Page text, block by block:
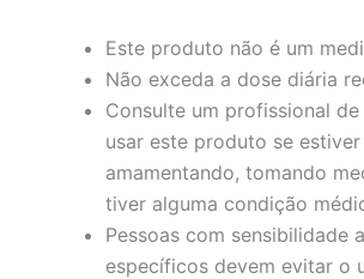
Este produto não é um
Não exceda a dose diária
Consulte um profissional
usar este produto se
amamentando, tomando
tiver alguma condição
Pessoas com sensibilidade
específicos devem evitar o